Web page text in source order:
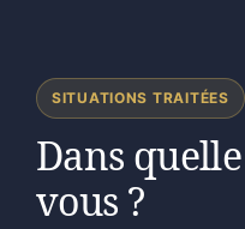
SITUATIONS TRAITÉES
Dans
vous ?